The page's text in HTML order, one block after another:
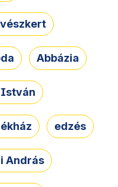
Abbázia
István
edzés
András